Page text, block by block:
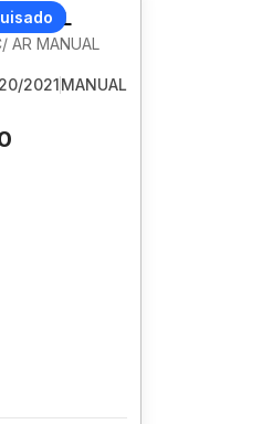
GOL
AR MANUAL
2021MANUAL